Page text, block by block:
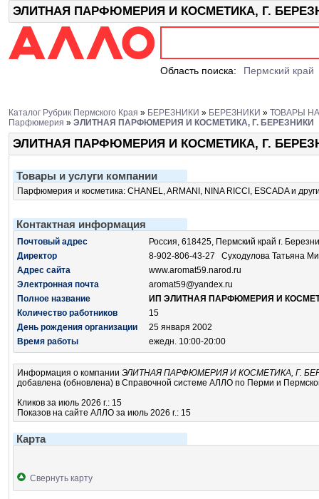
ЭЛИТНАЯ ПАРФЮМЕРИЯ И КОСМЕТИКА, Г.
Область поиска: Пермский край
Каталог Рубрик Пермского Края » БЕРЕЗНИКИ » БЕРЕЗНИКИ » ТОВАРЫ
Парфюмерия » ЭЛИТНАЯ ПАРФЮМЕРИЯ И КОСМЕТИКА, Г. БЕРЕЗНИКИ
ЭЛИТНАЯ ПАРФЮМЕРИЯ И КОСМЕТИКА, Г.
Товары и услуги компании
Парфюмерия и косметика: CHANEL, ARMANI, NINA RICCI, ESCADA и
Контактная информация
Почтовый адрес
Россия, 618425, Пермский край г.
Директор
8-902-806-43-27 Суходулова Татьяна
Адрес сайта
www.aromat59.narod.ru
Электронная почта
aromat59@yandex.ru
Полное название
ИП ЭЛИТНАЯ ПАРФЮМЕРИЯ И
Количество работников
15
День рождения организации
25 января 2002
Время работы
ежедн. 10:00-20:00
Информация о компании ЭЛИТНАЯ ПАРФЮМЕРИЯ И КОСМЕТИКА, Г.
добавлена (обновлена) в Справочной системе АЛЛО по Перми и
Кликов за июль 2026 г.: 15
Показов на сайте АЛЛО за июль 2026 г.: 15
Карта
Свернуть карту